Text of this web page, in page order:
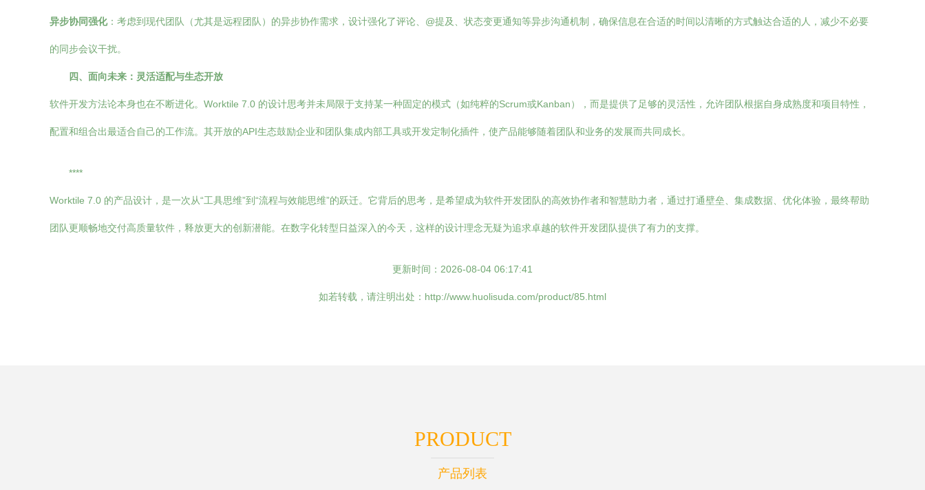
异步协同强化：考虑到现代团队（尤其是远程团队）的异步协作需求，设计强化了评论、@提及、状态变更通知等异步沟通机制，确保信息在合适的时间以清晰的方式触达合适的人，减少不必要
的同步会议干扰。
四、面向未来：灵活适配与生态开放
软件开发方法论本身也在不断进化。Worktile 7.0 的设计思考并未局限于支持某一种固定的模式（如纯粹的Scrum或Kanban），而是提供了足够的灵活性，允许团队根据自身成熟度和项目特性，
配置和组合出最适合自己的工作流。其开放的API生态鼓励企业和团队集成内部工具或开发定制化插件，使产品能够随着团队和业务的发展而共同成长。
****
Worktile 7.0 的产品设计，是一次从“工具思维”到“流程与效能思维”的跃迁。它背后的思考，是希望成为软件开发团队的高效协作者和智慧助力者，通过打通壁垒、集成数据、优化体验，最终帮助
团队更顺畅地交付高质量软件，释放更大的创新潜能。在数字化转型日益深入的今天，这样的设计理念无疑为追求卓越的软件开发团队提供了有力的支撑。
更新时间：2026-08-04 06:17:41
如若转载，请注明出处：http://www.huolisuda.com/product/85.html
PRODUCT
产品列表